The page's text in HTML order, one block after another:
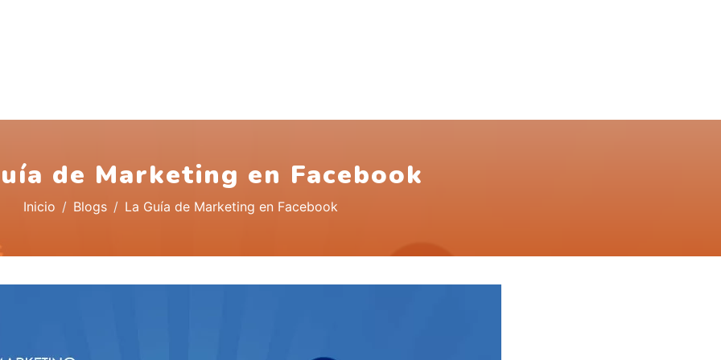
de Marketing en Facebook
Inicio Blogs La Guía de Marketing en Facebook